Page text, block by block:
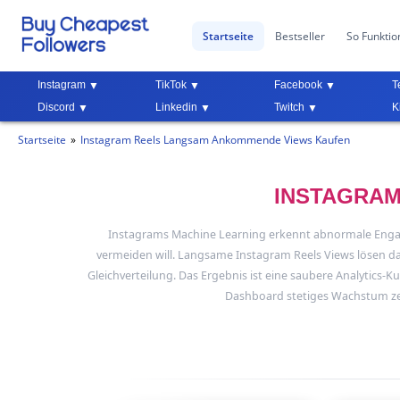
Startseite Bestseller So
Instagram TikTok Facebook
Discord
Linkedin Twitch
Startseite Instagram Reels Langsam Ankommende Views Kaufen
Instagrams Machine Learning erkennt abnormale
vermeiden will. Langsame Instagram Reels Views
Gleichverteilung. Das Ergebnis ist eine saubere
Dashboard stetiges Wachstum